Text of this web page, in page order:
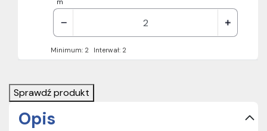
m
Minimum: 2 Interwał: 2
Sprawdź produkt
Opis